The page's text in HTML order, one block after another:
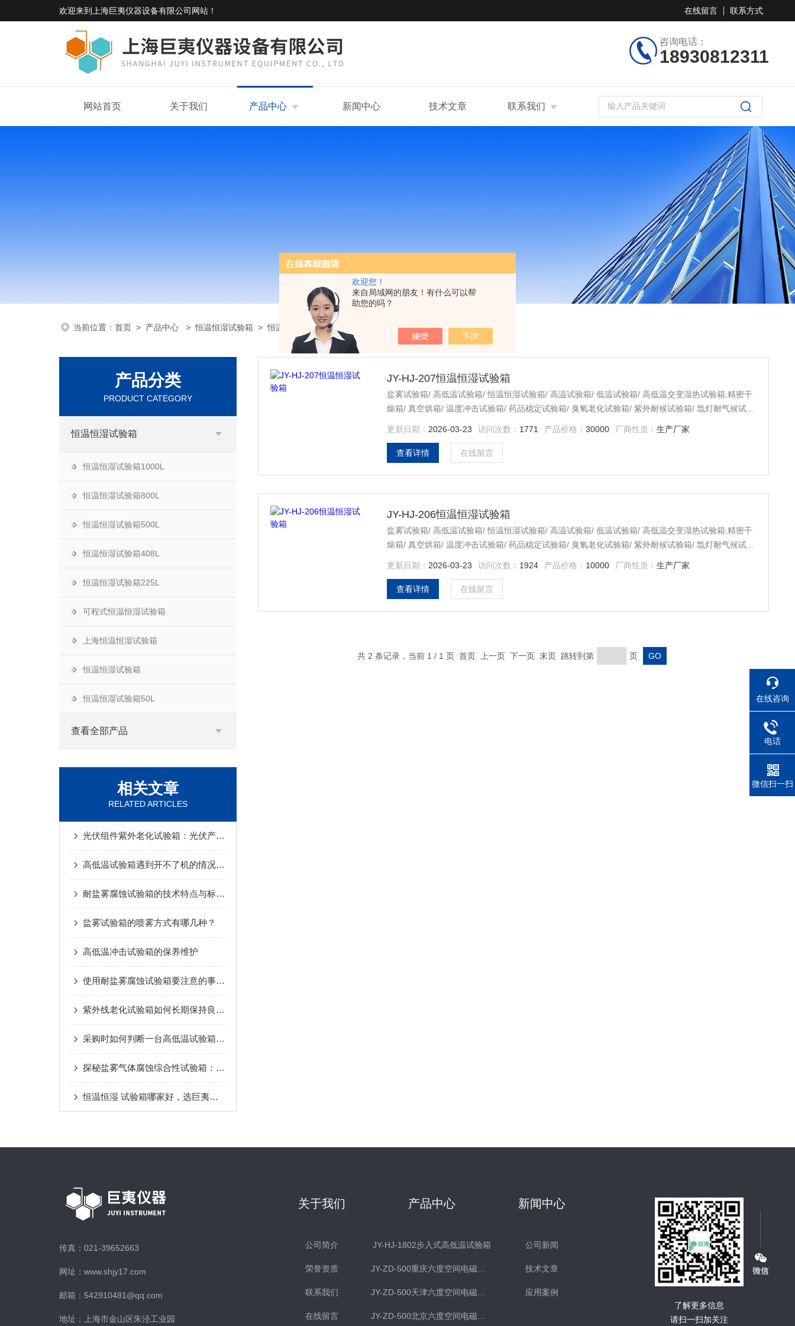
欢迎您！
来自局域网的朋友！有什么可以帮
助您的吗？
欢迎来到 上海巨夷仪器设备有限公司网站 ！ 在线留言 联系方式
咨询电话：
18930812311
网站首页 关于我们 产品中心 新闻中心 技术文章 联系我们
当前位置： 首页 > 产品中心 >恒温恒湿试验箱 >恒温恒湿试验箱225L
产品分类
PRODUCT CATEGORY
恒温恒湿试验箱
恒温恒湿试验箱1000L
恒温恒湿试验箱800L
恒温恒湿试验箱500L
恒温恒湿试验箱408L
恒温恒湿试验箱225L
可程式恒温恒湿试验箱
上海恒温恒湿试验箱
恒温恒湿试验箱
恒温恒湿试验箱50L
查看全部产品
相关文章
RELATED ARTICLES
光伏组件紫外老化试验箱：光伏产业的抗老化卫士
高低温试验箱遇到开不了机的情况怎么处理
耐盐雾腐蚀试验箱的技术特点与标准符合性
盐雾试验箱的喷雾方式有哪几种？
高低温冲击试验箱的保养维护
使用耐盐雾腐蚀试验箱要注意的事项有哪些
紫外线老化试验箱如何长期保持良好的状态
采购时如何判断一台高低温试验箱的优劣？
探秘盐雾气体腐蚀综合性试验箱：科技守护材料品质与可靠性
恒温恒湿 试验箱哪家好，选巨夷仪器不后悔
JY-HJ-207恒温恒湿试验箱
盐雾试验箱/ 高低温试验箱/ 恒温恒湿试验箱/ 高温试验箱/ 低温试验箱/ 高低温交变湿热试验箱;精密干
燥箱/ 真空烘箱/ 温度冲击试验箱/ 药品稳定试验箱/ 臭氧老化试验箱/ 紫外耐候试验箱/ 氙灯耐气候试验
更新日期： 2026-03-23 访问次数： 1771 产品价格：30000 厂商性质：生产厂家
查看详情 在线留言
JY-HJ-206恒温恒湿试验箱
盐雾试验箱/ 高低温试验箱/ 恒温恒湿试验箱/ 高温试验箱/ 低温试验箱/ 高低温交变湿热试验箱;精密干
燥箱/ 真空烘箱/ 温度冲击试验箱/ 药品稳定试验箱/ 臭氧老化试验箱/ 紫外耐候试验箱/ 氙灯耐气候试验
更新日期： 2026-03-23 访问次数： 1924 产品价格： 10000 厂商性质：生产厂家
查看详情 在线留言
共 2 条记录，当前 1 / 1 页 首页 上一页 下一页 末页 跳转到第 页
传真：021-39652663
网址：www.shjy17.com
邮箱：542910481@qq.com
地址：上海市金山区朱泾工业园
关于我们
公司简介
荣誉资质
联系我们
在线留言
产品中心
JY-HJ-1802步入式高低温试验箱
新闻中心
公司新闻
技术文章
应用案例
了解更多信息
请扫一扫加关注
在线咨询
电话
微信扫一扫